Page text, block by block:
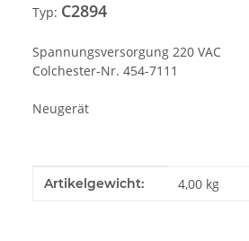
Typ: C2894
Spannungsversorgung 220 VAC
Colchester-Nr. 454-7111
Neugerät
Produkteigenschaft
Wert
Artikelgewicht: 4,00 kg